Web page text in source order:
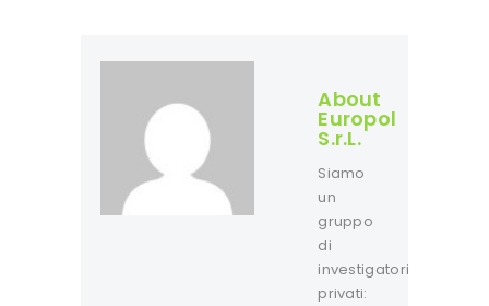
About
Europol
S.r.L.
Siamo
un
gruppo
di
investigatori
privati: